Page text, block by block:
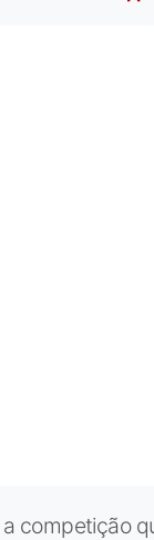
competição